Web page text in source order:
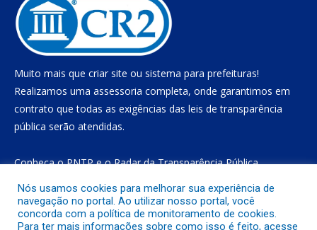
Muito mais que criar site ou sistema para prefeituras!
Realizamos uma assessoria completa, onde garantimos em
contrato que todas as exigências das leis de transparência
pública serão atendidas.
Conheça oPNTPe oRadar da Transparência Pública
Todos os direitos reservados a Prefeitura Municipal de Gurupá
Nós usamos cookies para melhorar sua experiência de
navegação no portal. Ao utilizar nosso portal, você
concorda com a política de monitoramento de cookies.
Para ter mais informações sobre como isso é feito, acesse